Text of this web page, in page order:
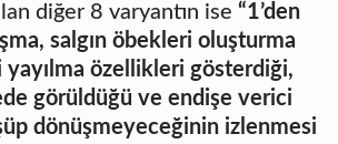
diğer 8 varyantın ise “1’den
salgın öbekleri oluşturma
özellikleri gösterdiği,
görüldüğü ve endişe verici
dönüşmeyeceğinin izlenmesi